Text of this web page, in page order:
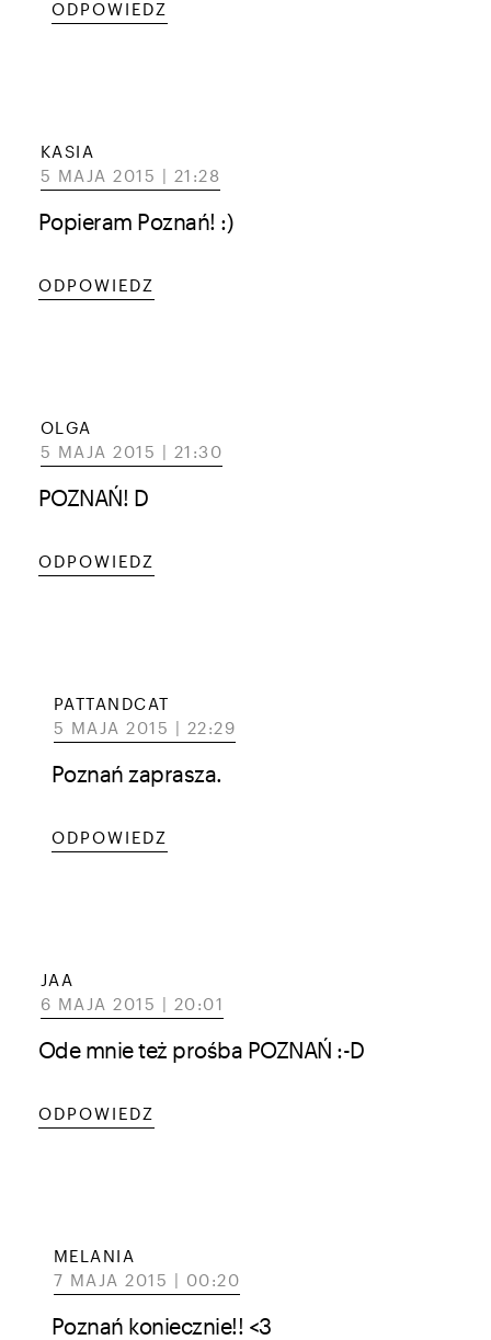
ODPOWIEDZ
KASIA
5 MAJA 2015 | 21:28
Popieram Poznań! :)
ODPOWIEDZ
OLGA
5 MAJA 2015 | 21:30
POZNAŃ! D
ODPOWIEDZ
PATTANDCAT
5 MAJA 2015 | 22:29
Poznań zaprasza.
ODPOWIEDZ
JAA
6 MAJA 2015 | 20:01
Ode mnie też prośba POZNAŃ :-D
ODPOWIEDZ
MELANIA
7 MAJA 2015 | 00:20
Poznań koniecznie!! <3